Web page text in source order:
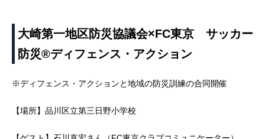
大崎第一地区防災協議会×FC東京 サッカー
防災®︎ディフェンス・アクション
※ディフェンス・アクションと地域の防災訓練の合同開催
【場所】品川区立第三日野小学校